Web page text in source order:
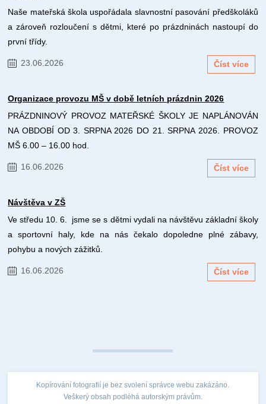
Naše mateřská škola uspořádala slavnostní pasování předškoláků
a zároveň rozloučení s dětmi, které po prázdninách nastoupí do
první třídy.
23.06.2026 Číst více
Organizace provozu MŠ v době letních prázdnin 2026
PRÁZDNINOVÝ PROVOZ MATEŘSKÉ ŠKOLY JE NAPLÁNOVÁN
NA OBDOBÍ OD 3. SRPNA 2026 DO 21. SRPNA 2026. PROVOZ
MŠ 6.00 – 16.00 hod.
16.06.2026 Číst více
Návštěva v ZŠ
Ve středu 10. 6. jsme se s dětmi vydali na návštěvu základní školy
a sportovní haly, kde na nás čekalo dopoledne plné zábavy,
pohybu a nových zážitků.
16.06.2026 Číst více
Kopírování fotografií je bez svolení správce webu zakázáno.
Veškerý obsah podléhá autorským právům.